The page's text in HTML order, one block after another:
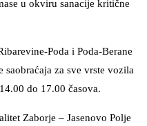
u okviru sanacije kritične
Poda i Poda-Berane
za sve vrste vozila
do 17.00 časova.
Zaborje – Jasenovo Polje